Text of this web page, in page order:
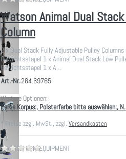
Watson Animal Dual
Column
2 x Dual Stack Fully Adjustable Pulley
Gewichtsstapel 1 x Animal Dual Stack Low
Gewichtsstapel 1 x A…
Art.-Nr.284.69765
Weitere Optionen:
Farbe Korpus:, Polsterfarbe bitte auswählen:,
* Preise zzgl. MwSt., zzgl. Versandkosten
WATSON GYM EQUIPMENTZu diesem Produkt liegen